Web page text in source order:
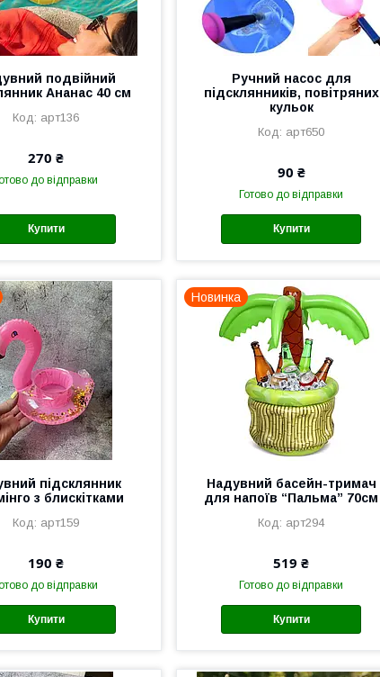
подвійний
Ананас 40 см
арт136
270 ₴
до відправки
Купити
Ручний насос для
підсклянників, повітряних
кульок
арт650
90 ₴
Готово до відправки
Купити
підсклянник
з блискітками
арт159
190 ₴
до відправки
Купити
Новинка
Надувний басейн-тримач
для напоїв “Пальма” 70см
арт294
519 ₴
Готово до відправки
Купити